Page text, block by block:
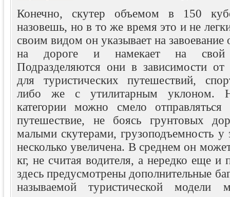
Конечно, скутер объемом в 150
назовешь, но в то же время это и не
своим видом он указывает на завоевание
на дороге и намекает на свой
Подразделяются они в зависимости от
для туристических путешествий,
либо же с утилитарным уклоном.
категории можно смело отправляться
путешествие, не боясь грунтовых
малыми скутерами, грузоподъемность у
несколько увеличена. В среднем он
кг, не считая водителя, а нередко еще и
здесь предусмотрены дополнительные
называемой туристической модели